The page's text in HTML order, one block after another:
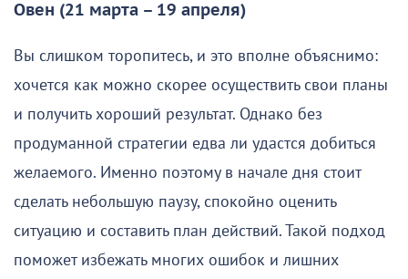
Овен (21 марта – 19 апреля)
Вы слишком торопитесь, и это вполне объяснимо:
хочется как можно скорее осуществить свои планы
и получить хороший результат. Однако без
продуманной стратегии едва ли удастся добиться
желаемого. Именно поэтому в начале дня стоит
сделать небольшую паузу, спокойно оценить
ситуацию и составить план действий. Такой подход
поможет избежать многих ошибок и лишних